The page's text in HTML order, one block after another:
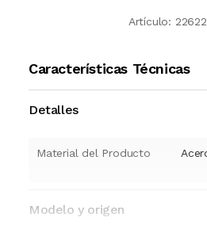
Artículo:
Características Técnicas
Detalles
Material del Producto
Modelo y origen